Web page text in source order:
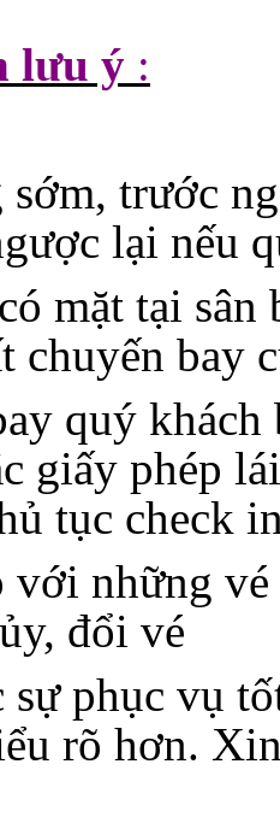
lưu ý :
trước
lại nếu
mặt tại
chuyến bay
quý
giấy phép
tục check
những
đổi vé
phục vụ
rõ hơn.